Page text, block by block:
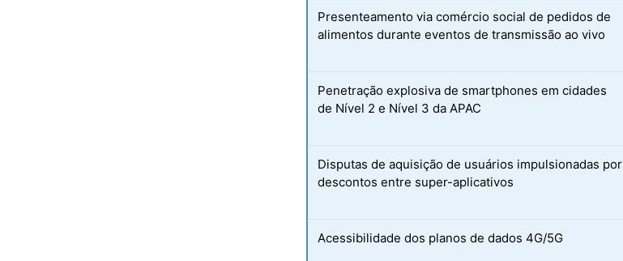
Presenteamento via comércio social de pedidos de
alimentos durante eventos de transmissão ao vivo
Penetração explosiva de smartphones em cidades
de Nível 2 e Nível 3 da APAC
Disputas de aquisição de usuários impulsionadas por
descontos entre super-aplicativos
Acessibilidade dos planos de dados 4G/5G